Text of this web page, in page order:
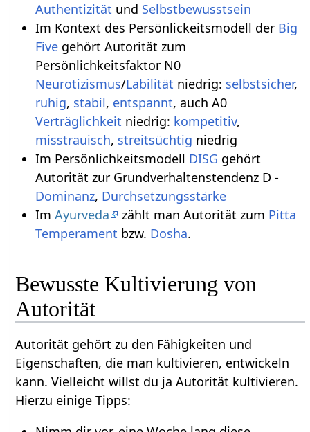
Authentizität und Selbstbewusstsein
Im Kontext des Persönlickeitsmodell der Big
Fivegehört Autorität zum
Persönlichkeitsfaktor N0
Neurotizismus/Labilität niedrig: selbstsicher,
ruhig, stabil, entspannt, auch A0
Verträglichkeit niedrig: kompetitiv,
misstrauisch, streitsüchtig niedrig
Im Persönlichkeitsmodell DISG gehört
Autorität zur Grundverhaltenstendenz D -
Dominanz, Durchsetzungsstärke
Im Ayurveda zählt man Autorität zum Pitta
Temperament bzw. Dosha.
Bewusste Kultivierung von
Autorität
Autorität gehört zu den Fähigkeiten und
Eigenschaften, die man kultivieren, entwickeln
kann. Vielleicht willst du ja Autorität kultivieren.
Hierzu einige Tipps: